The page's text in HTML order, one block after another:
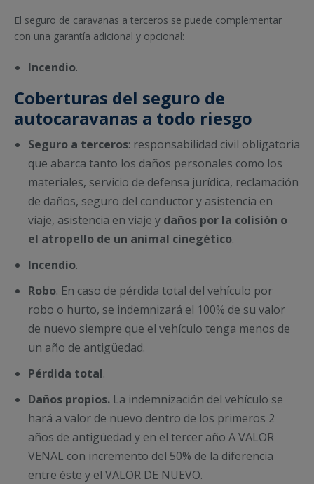
El seguro de caravanas a terceros se puede complementar
con una garantía adicional y opcional:
Incendio.
Coberturas del seguro de
autocaravanas a todo riesgo
Seguro a terceros: responsabilidad civil obligatoria
que abarca tanto los daños personales como los
materiales, servicio de defensa jurídica, reclamación
de daños, seguro del conductor y asistencia en
viaje, asistencia en viaje y daños por la colisión o
el atropello de un animal cinegético.
Incendio.
Robo. En caso de pérdida total del vehículo por
robo o hurto, se indemnizará el 100% de su valor
de nuevo siempre que el vehículo tenga menos de
un año de antigüedad.
Pérdida total.
Daños propios. La indemnización del vehículo se
hará a valor de nuevo dentro de los primeros 2
años de antigüedad y en el tercer año A VALOR
VENAL con incremento del 50% de la diferencia
entre éste y el VALOR DE NUEVO.